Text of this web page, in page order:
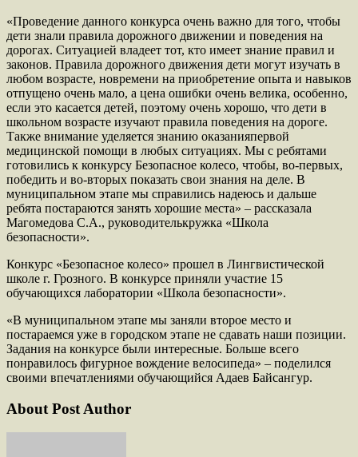
«Проведение данного конкурса очень важно для того, чтобы
дети знали правила дорожного движении и поведения на
дорогах. Ситуацией владеет тот, кто имеет знание правил и
законов. Правила дорожного движения дети могут изучать в
любом возрасте, новремени на приобретение опыта и навыков
отпущено очень мало, а цена ошибки очень велика, особенно,
если это касается детей, поэтому очень хорошо, что дети в
школьном возрасте изучают правила поведения на дороге.
Также внимание уделяется знанию оказанияпервой
медицинской помощи в любых ситуациях. Мы с ребятами
готовились к конкурсу Безопасное колесо, чтобы, во-первых,
победить и во-вторых показать свои знания на деле. В
муниципальном этапе мы справились надеюсь и дальше
ребята постараются занять хорошие места» – рассказала
Магомедова С.А., руководителькружка «Школа
безопасности».
Конкурс «Безопасное колесо» прошел в Лингвистической
школе г. Грозного. В конкурсе приняли участие 15
обучающихся лаборатории «Школа безопасности».
​«В муниципальном этапе мы заняли второе место и
постараемся уже в городском этапе не сдавать наши позиции.
Задания на конкурсе были интересные. Больше всего
понравилось фигурное вождение велосипеда» – поделился
своими впечатлениями обучающийся Адаев Байсангур.
About Post Author